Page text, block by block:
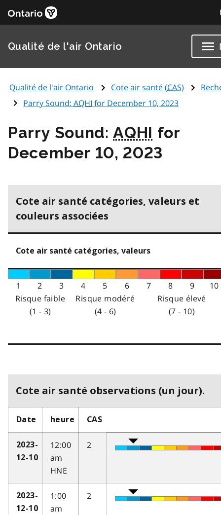
Qualité de l'air Ontario
Qualité de l'air Ontario Cote air santé (CAS)
Parry Sound:AQHI for December 10, 2023
Parry Sound:AQHI for
December 10, 2023
Cote air santé catégories, valeurs et
couleurs associées
Cote air santé catégories, valeurs
1 2 3 4 5 6 7 8 9
10
Risque faible
(1 - 3)
Risque modéré
(4 - 6)
Risque élevé
(7 - 10)
Cote air santé observations (un jour).
Date heure CAS
2023-
12-10
12:00
am
HNE
2
2023-
12-10
1:00
am
2